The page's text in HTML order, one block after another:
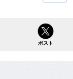
ポスト